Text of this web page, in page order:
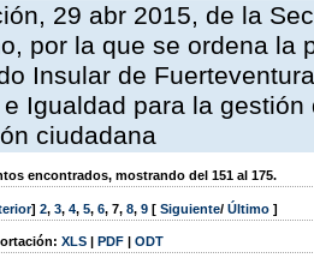
29 abr 2015, de la
por la que se ordena la
Insular de
Igualdad para la
ciudadana
encontrados, mostrando del 151 al 175.
] 2, 3, 4, 5, 6, 7, 8, 9 [ Siguiente/ Último ]
XLS | PDF | ODT